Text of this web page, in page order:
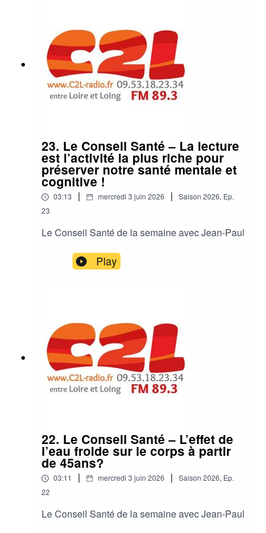
23. Le Conseil Santé – La lecture
est l’activité la plus riche pour
préserver notre santé mentale et
cognitive !
03:13 | mercredi 3 juin 2026 | Saison 2026, Ep.
23
Le Conseil Santé de la semaine avec Jean-Paul
Play
22. Le Conseil Santé – L’effet de
l’eau froide sur le corps à partir
de 45ans?
03:11 | mercredi 3 juin 2026 | Saison 2026, Ep.
22
Le Conseil Santé de la semaine avec Jean-Paul